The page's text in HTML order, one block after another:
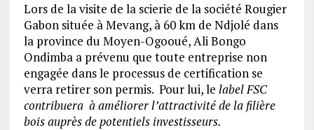
Lors de la visite de la scierie de la société Rougier
Gabon située à Mevang, à 60 km de Ndjolé dans
la province du Moyen-Ogooué, Ali Bongo
Ondimba a prévenu que toute entreprise non
engagée dans le processus de certification se
verra retirer son permis. Pour lui, le label FSC
contribuera à améliorer l’attractivité de la filière
bois auprès de potentiels investisseurs.